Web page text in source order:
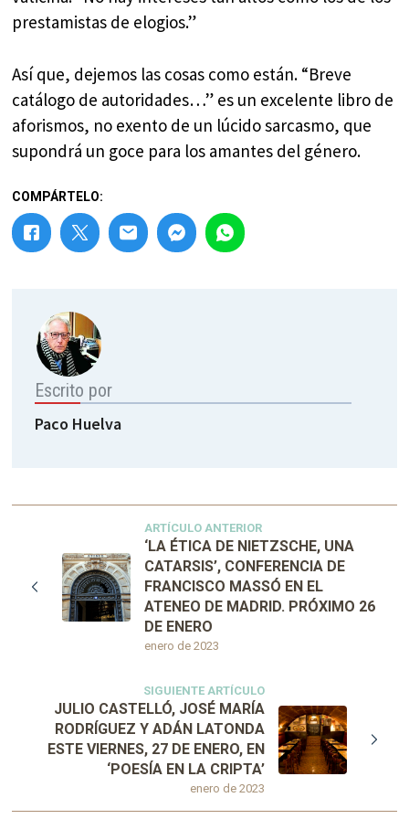
prestamistas de elogios.”
Así que, dejemos las cosas como están. “Breve
catálogo de autoridades…” es un excelente libro de
aforismos, no exento de un lúcido sarcasmo, que
supondrá un goce para los amantes del género.
COMPÁRTELO:
Escrito por
Paco Huelva
ARTÍCULO ANTERIOR
enero de 2023
‘LA ÉTICA DE NIETZSCHE, UNA
CATARSIS’, CONFERENCIA DE
FRANCISCO MASSÓ EN EL
ATENEO DE MADRID. PRÓXIMO 26
DE ENERO
SIGUIENTE ARTÍCULO
enero de 2023
JULIO CASTELLÓ, JOSÉ MARÍA
RODRÍGUEZ Y ADÁN LATONDA
ESTE VIERNES, 27 DE ENERO, EN
‘POESÍA EN LA CRIPTA’